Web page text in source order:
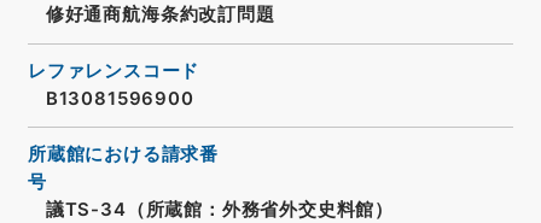
修好通商航海条約改訂問題
レファレンスコード
B13081596900
所蔵館における請求番
号
議TS-34（所蔵館：外務省外交史料館）